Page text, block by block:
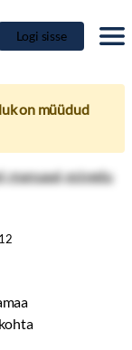
Logi sisse
on müüdud